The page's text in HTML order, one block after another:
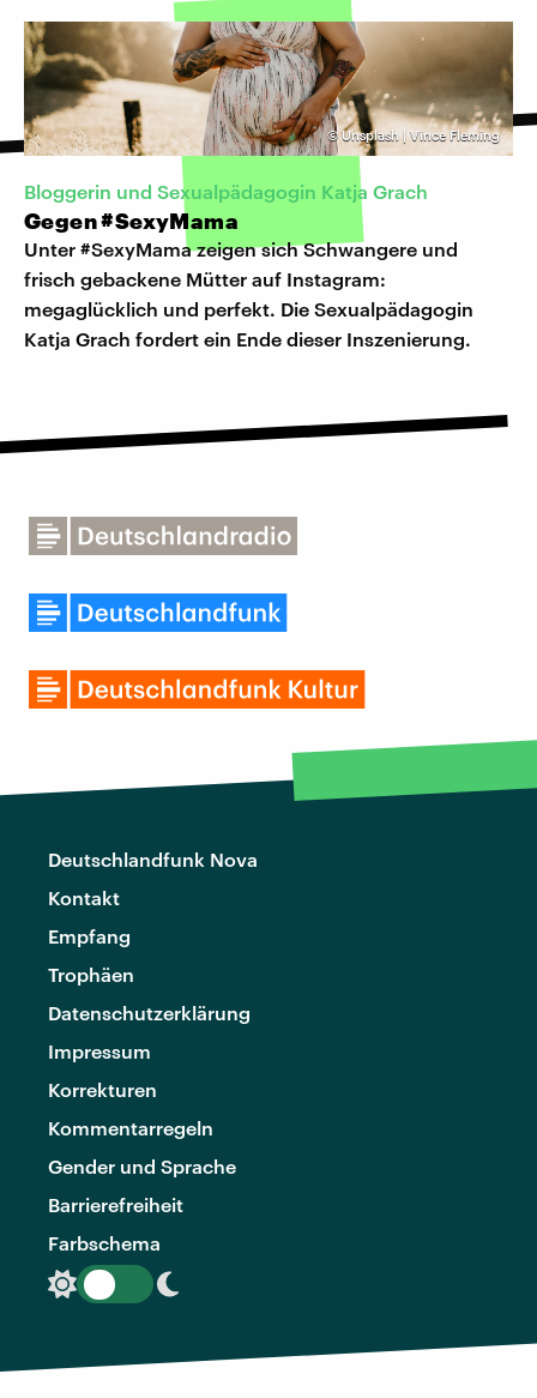
©Unsplash | Vince Fleming
Bloggerin und Sexualpädagogin Katja Grach
Gegen #SexyMama
Unter #SexyMama zeigen sich Schwangere und
frisch gebackene Mütter auf Instagram:
megaglücklich und perfekt. Die Sexualpädagogin
Katja Grach fordert ein Ende dieser Inszenierung.
Deutschlandfunk Nova
Kontakt
Empfang
Trophäen
Datenschutzerklärung
Impressum
Korrekturen
Kommentarregeln
Gender und Sprache
Barrierefreiheit
Farbschema